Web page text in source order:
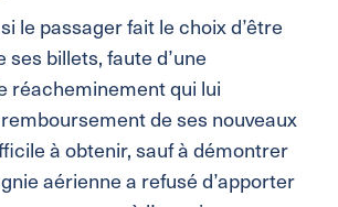
le passager fait le choix d’être
ses billets, faute d’une
réacheminement qui lui
de ses nouveaux
à obtenir, sauf à démontrer
aérienne a refusé d’apporter